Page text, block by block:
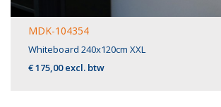
MDK-104354
Whiteboard 240x120cm XXL
€ 175,00 excl. btw